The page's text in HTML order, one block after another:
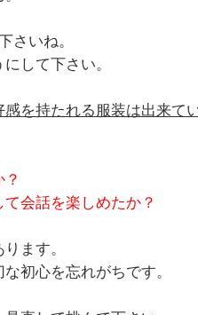
さいね。
して下さい。
を持たれる服装は出来て
会話を楽しめたか？
ます。
初心を忘れがちです。